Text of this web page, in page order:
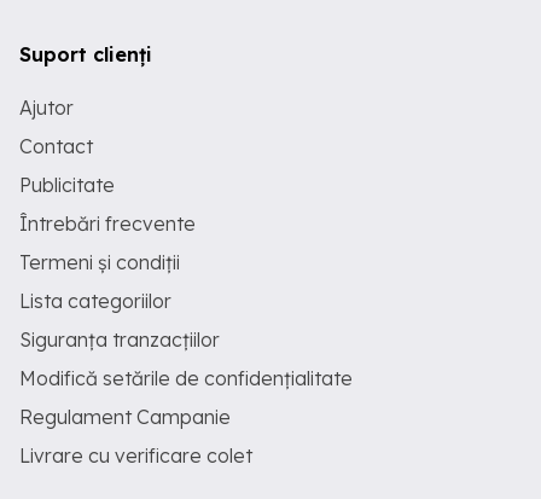
Suport clienți
Ajutor
Contact
Publicitate
Întrebări frecvente
Termeni și condiții
Lista categoriilor
Siguranța tranzacțiilor
Modifică setările de confidențialitate
Regulament Campanie
Livrare cu verificare colet